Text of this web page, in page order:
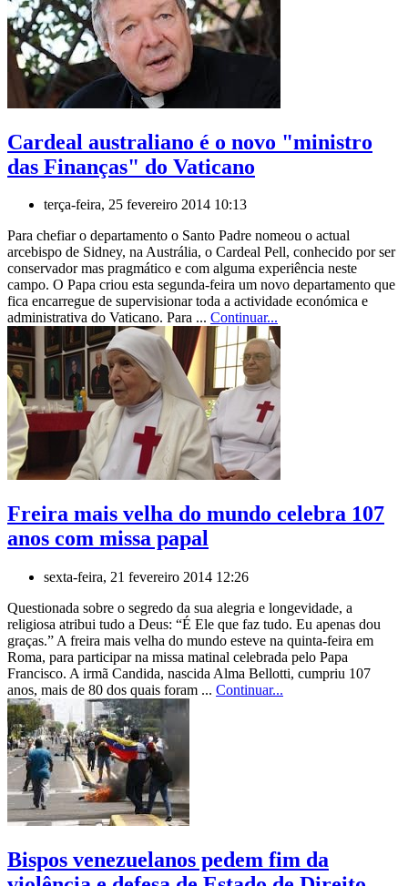
Cardeal australiano é o novo "ministro
das Finanças" do Vaticano
terça-feira, 25 fevereiro 2014 10:13
Para chefiar o departamento o Santo Padre nomeou o actual
arcebispo de Sidney, na Austrália, o Cardeal Pell, conhecido por ser
conservador mas pragmático e com alguma experiência neste
campo. O Papa criou esta segunda-feira um novo departamento que
fica encarregue de supervisionar toda a actividade económica e
administrativa do Vaticano. Para ... Continuar...
Freira mais velha do mundo celebra 107
anos com missa papal
sexta-feira, 21 fevereiro 2014 12:26
Questionada sobre o segredo da sua alegria e longevidade, a
religiosa atribui tudo a Deus: “É Ele que faz tudo. Eu apenas dou
graças.” A freira mais velha do mundo esteve na quinta-feira em
Roma, para participar na missa matinal celebrada pelo Papa
Francisco. A irmã Candida, nascida Alma Bellotti, cumpriu 107
anos, mais de 80 dos quais foram ... Continuar...
Bispos venezuelanos pedem fim da